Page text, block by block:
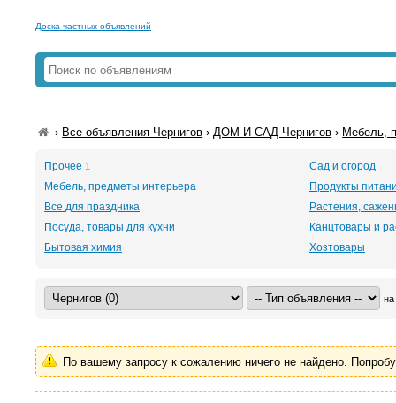
Доска частных объявлений
› Все объявления Чернигов ›ДОМ И САД Чернигов › Мебель,
Прочее 1
Сад и огород
Мебель, предметы интерьера
Продукты
Все для праздника
Растения,
Посуда, товары для кухни
Канцтовары и
Бытовая химия
Хозтовары
на
По вашему запросу к сожалению ничего не найдено.